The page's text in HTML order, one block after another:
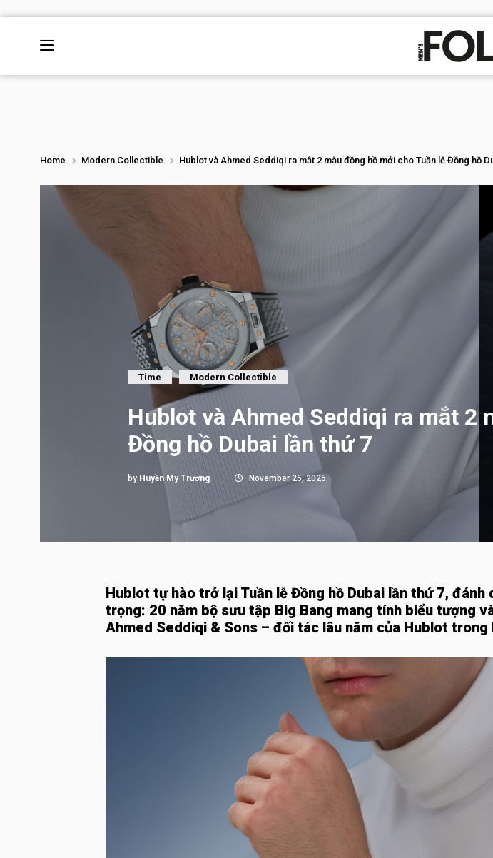
Home Modern Collectible Hublot và Ahmed Seddiqi ra mắt 2 mẫu đồng hồ mới cho Tuần lễ Đồng hồ
Time Modern Collectible
Hublot và Ahmed Seddiqi ra mắt 2
Đồng hồ Dubai lần thứ 7
by Huyền My Trương November 25, 2025
Hublot tự hào trở lại Tuần lễ Đồng hồ Dubai lần thứ 7, đánh
trọng: 20 năm bộ sưu tập Big Bang mang tính biểu tượng
Ahmed Seddiqi & Sons – đối tác lâu năm của Hublot trong